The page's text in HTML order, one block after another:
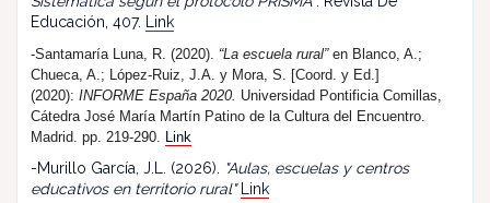
Educación, 407.
Link
-Santamaría Luna, R. (2020). “La escuela rural”en Blanco, A.;
Chueca, A.; López-Ruiz, J.A. y Mora, S. [Coord. y Ed.]
(2020): INFORME España 2020. Universidad Pontificia Comillas,
Cátedra José María Martín Patino de la Cultura del Encuentro.
Madrid. pp. 219-290. Link
-Murillo García, J.L. (2026).
"Aulas, escuelas y centros
educativos en territorio rural"
Link